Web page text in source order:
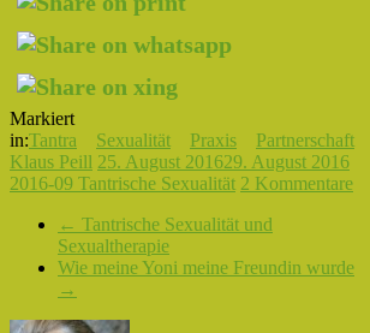
Markiert
in:Tantra Sexualität Praxis
Partnerschaft
Klaus Peill 25. August 201629. August 2016
2016-09 Tantrische Sexualität 2 Kommentare
← Tantrische Sexualität und
Sexualtherapie
Wie meine Yoni meine Freundin wurde
→